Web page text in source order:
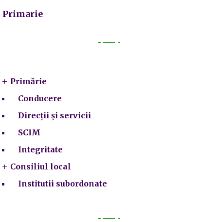
Primarie
Primărie
Conducere
Direcții și servicii
SCIM
Integritate
Consiliul local
Institutii subordonate